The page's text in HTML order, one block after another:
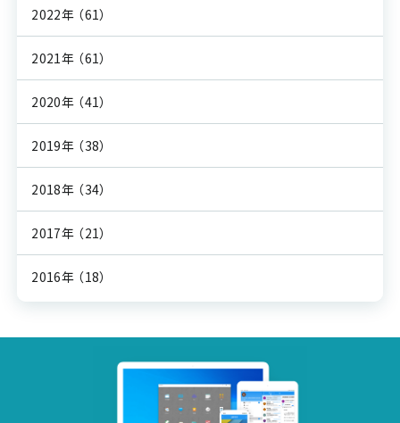
2022年 （61）
2021年 （61）
2020年 （41）
2019年 （38）
2018年 （34）
2017年 （21）
2016年 （18）